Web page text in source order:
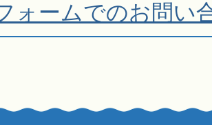
ォームでのお問い